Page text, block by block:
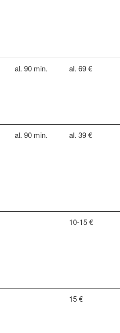
al. 90 min. al. 69 €
al. 90 min. al. 39 €
10-15 €
15 €